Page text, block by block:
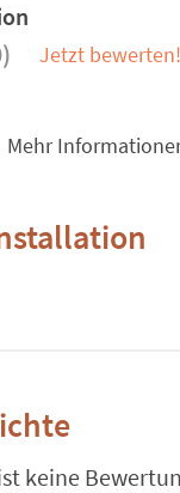
Jetzt bewerten!
Mehr
keine